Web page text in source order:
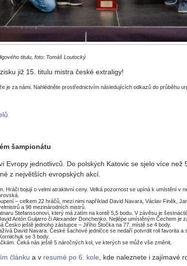
titulu, foto: Tomáš Loutocký
již 15. titulu mistra české extraligy!
je za námi. Nahlédněte prostřednictvím následujících odkazů do průběhu
šampionátu
Evropy jednotlivců. Do polských Katovic se sjelo více než
z největších evropských akcí.
Hráči bojují o velmi atraktivní ceny. Velká pozornost se upíná k umístění v
– celkem 22 hráčů, mezi nimi například David Navara, Václav Finěk,
a 98 mezinárodních mistrů.
Stefanssonovi, který má zatím na kontě 5,5 bodu. V závěsu je
Antón Guijarro či Alexander Donchenko. Nejlépe umístěným Čechem je
Česko ještě jednoho zástupce – Jiřího Štočka na 77. místě se 4 body.
David Navara. České šachové jedničce se nedaří potvrdit roli favorita a
se 3 body.
Čeká nás ještě 5 náročných kol, ve kterých se může vše změnit.
článku a v resumé po 6. kole, kde naleznete i zajímavé